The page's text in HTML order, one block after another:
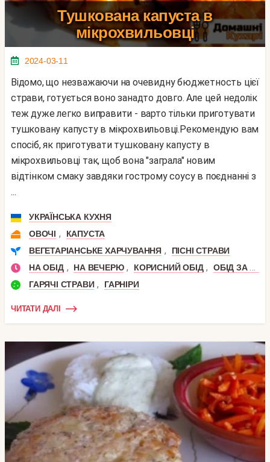
Тушкована капуста в
мікрохвильовці
2024-03-11
Відомо, що незважаючи на очевидну бюджетность цієї
страви, готується воно занадто довго. Але цей недолік
теж дуже легко виправити - варто тільки приготувати
тушковану капусту в мікрохвильовці.Рекомендую вам
спосіб, як приготувати тушковану капусту в
мікрохвильовці так, щоб вона "заграла" новим
відтінком смаку завдяки гострому соусу в поєднанні з
...
УКРАЇНСЬКА КУХНЯ
ОВОЧІ ,
КАПУСТА
ВЕГЕТАРІАНСЬКЕ ХАРЧУВАННЯ ,
ПІСНІ СТРАВИ
НА ОБІД , НА ВЕЧЕРЮ , КОРИСНИЙ ОБІД ,
ОБІД ЗА 30 ХВИЛИН
ГАРЯЧІ СТРАВИ , ГАРНІРИ
ЧИТАТИ ДАЛІ